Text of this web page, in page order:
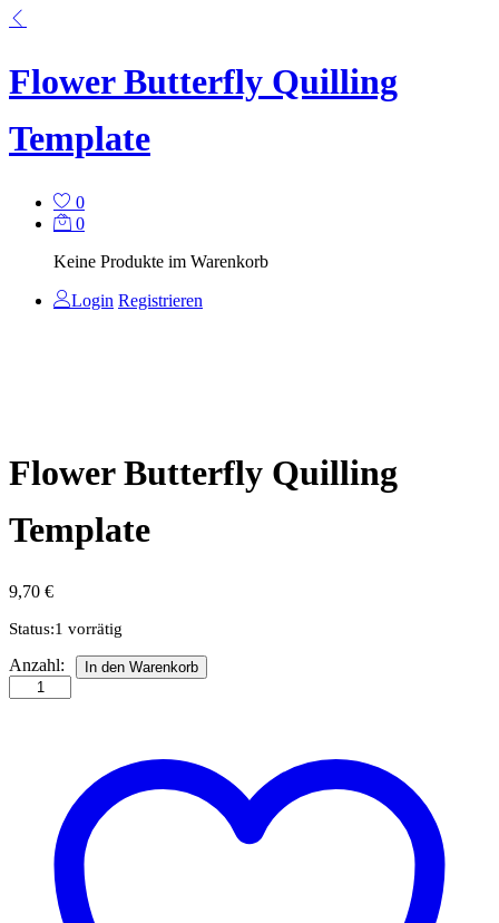
Flower Butterfly Quilling
Template
0
0
Keine Produkte im Warenkorb
Login Registrieren
Flower Butterfly Quilling
Template
9,70 €
Status:1 vorrätig
Flower
Butterfly
Quilling
Anzahl: In den Warenkorb